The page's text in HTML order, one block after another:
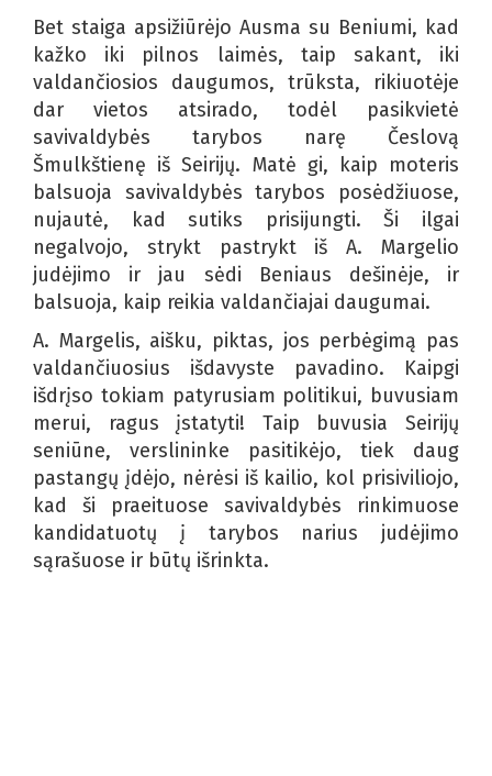
Bet staiga apsižiūrėjo Ausma su Beniumi, kad
kažko iki pilnos laimės, taip sakant, iki
valdančiosios daugumos, trūksta, rikiuotėje
dar vietos atsirado, todėl pasikvietė
savivaldybės tarybos narę Česlovą
Šmulkštienę iš Seirijų. Matė gi, kaip moteris
balsuoja savivaldybės tarybos posėdžiuose,
nujautė, kad sutiks prisijungti. Ši ilgai
negalvojo, strykt pastrykt iš A. Margelio
judėjimo ir jau sėdi Beniaus dešinėje, ir
balsuoja, kaip reikia valdančiajai daugumai.
A. Margelis, aišku, piktas, jos perbėgimą pas
valdančiuosius išdavyste pavadino. Kaipgi
išdrįso tokiam patyrusiam politikui, buvusiam
merui, ragus įstatyti! Taip buvusia Seirijų
seniūne, verslininke pasitikėjo, tiek daug
pastangų įdėjo, nėrėsi iš kailio, kol prisiviliojo,
kad ši praeituose savivaldybės rinkimuose
kandidatuotų į tarybos narius judėjimo
sąrašuose ir būtų išrinkta.